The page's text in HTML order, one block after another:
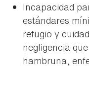
Incapacidad
estándares
refugio y
negligencia
hambruna,